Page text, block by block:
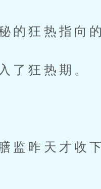
热指向的
狂热期。
天才收下